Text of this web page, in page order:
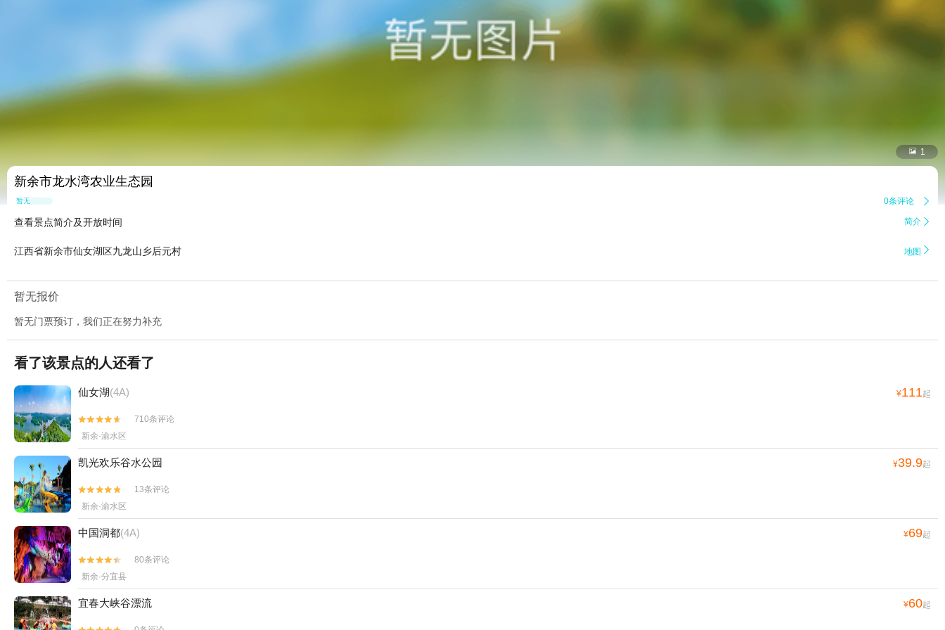
 1
新余市龙水湾农业生态园
暂无点评 0条评论 
查看景点简介及开放时间 简介 
江西省新余市仙女湖区九龙山乡后元村 地图 
暂无报价
暂无门票预订，我们正在努力补充
看了该景点的人还看了
仙女湖(4A) ¥111起


710条评论
新余·渝水区
凯光欢乐谷水公园 ¥39.9起


13条评论
新余·渝水区
中国洞都(4A) ¥69起


80条评论
新余·分宜县
宜春大峡谷漂流 ¥60起